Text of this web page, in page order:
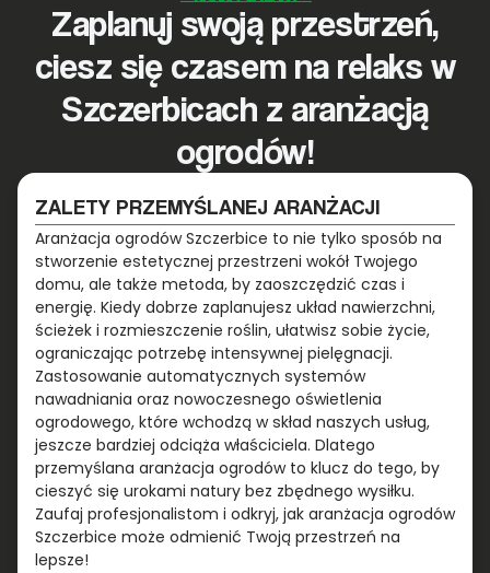
Zaplanuj swoją przestrzeń,
ciesz się czasem na relaks w
Szczerbicach z aranżacją
ogrodów!
ZALETY PRZEMYŚLANEJ ARANŻACJI
Aranżacja ogrodów Szczerbice to nie tylko sposób na
stworzenie estetycznej przestrzeni wokół Twojego
domu, ale także metoda, by zaoszczędzić czas i
energię. Kiedy dobrze zaplanujesz układ nawierzchni,
ścieżek i rozmieszczenie roślin, ułatwisz sobie życie,
ograniczając potrzebę intensywnej pielęgnacji.
Zastosowanie automatycznych systemów
nawadniania oraz nowoczesnego oświetlenia
ogrodowego, które wchodzą w skład naszych usług,
jeszcze bardziej odciąża właściciela. Dlatego
przemyślana aranżacja ogrodów to klucz do tego, by
cieszyć się urokami natury bez zbędnego wysiłku.
Zaufaj profesjonalistom i odkryj, jak aranżacja ogrodów
Szczerbice może odmienić Twoją przestrzeń na
lepsze!